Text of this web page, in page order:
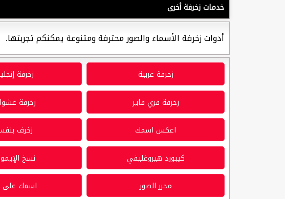
خدمات زخرفة أخرى
أدوات زخرفة الأسماء والصور محترفة ومتنوعة يمكنكم تجربتها.
زخرفة عربية زخرفة
زخرفة فري فاير زخرفة
اعكس اسمك زخرف
كيبورد هيروغليفي نسخ
محرر الصور اسمك على